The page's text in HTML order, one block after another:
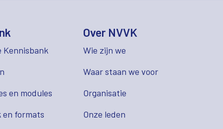
Kennisbank
en modules
en formats
Over NVVK
Wie zijn we
Waar staan we voor
Organisatie
Onze leden